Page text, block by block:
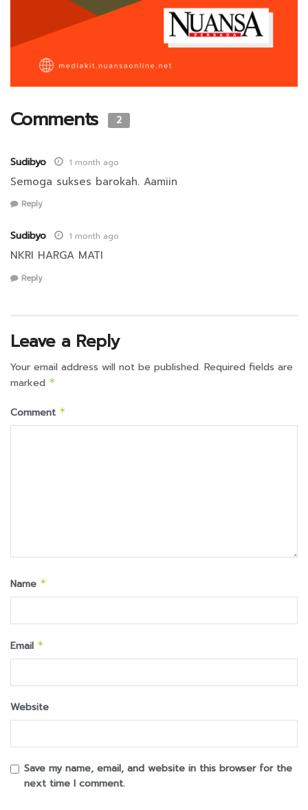
Comments 2
Sudibyo 1 month ago
Semoga sukses barokah. Aamiin
Reply
Sudibyo 1 month ago
NKRI HARGA MATI
Reply
Leave a Reply
Your email address will not be published. Required fields are
marked *
Comment *
Name *
Email *
Website
Save my name, email, and website in this browser for the
next time I comment.